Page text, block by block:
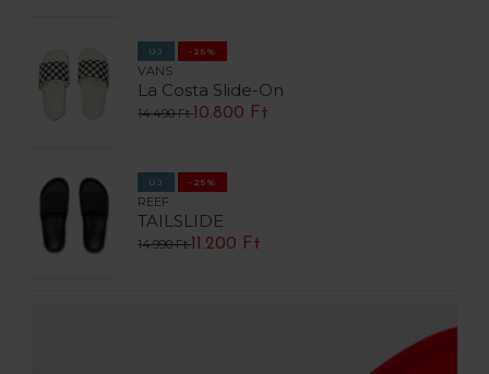
ÚJ -25%
VANS
La Costa Slide-On
14.490 Ft 10.800 Ft
ÚJ -25%
REEF
TAILSLIDE
14.990 Ft 11.200 Ft